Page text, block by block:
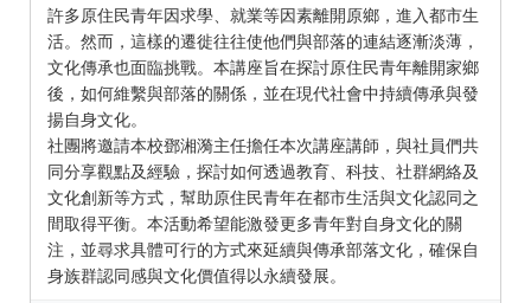
許多原住民青年因求學、就業等因素離開原鄉，進入都市生
活。然而，這樣的遷徙往往使他們與部落的連結逐漸淡薄，
文化傳承也面臨挑戰。本講座旨在探討原住民青年離開家鄉
後，如何維繫與部落的關係，並在現代社會中持續傳承與發
揚自身文化。
社團將邀請本校鄧湘漪主任擔任本次講座講師，與社員們共
同分享觀點及經驗，探討如何透過教育、科技、社群網絡及
文化創新等方式，幫助原住民青年在都市生活與文化認同之
間取得平衡。本活動希望能激發更多青年對自身文化的關
注，並尋求具體可行的方式來延續與傳承部落文化，確保自
身族群認同感與文化價值得以永續發展。